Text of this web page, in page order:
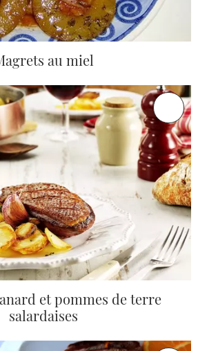
au miel
et pommes de terre
salardaises